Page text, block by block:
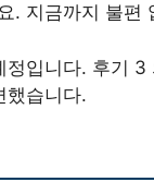
. 지금까지 불편
정입니다. 후기
했습니다.